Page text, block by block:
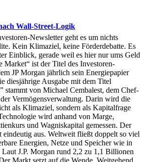
Wall-Street-Logik
Newsletter geht es um nichts
Kein Klimaziel, keine Förderdebatte. Es
Einblick, gerade weil es hier nur ums Geld
Market“ ist der Titel des Investoren-
JP Morgan jährlich sein Energiepapier
diesjährige Ausgabe mit dem Titel
stammt von Michael Cembalest, dem Chef-
Vermögensverwaltung. Darin wird die
als Klimaziel, sondern als Kapitalfrage
wird anhand von Marge,
und Wagniskapital gemessen. Der
eindeutig aus. Weltweit fließt doppelt so viel
Energien, Netze und Speicher wie in
Laut J.P. Morgan rund 2,2 zu 1,1 Billionen
Markt setzt auf die Wende. Weitgehend